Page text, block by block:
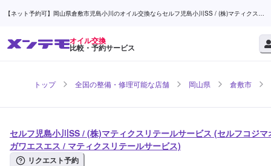
【ネット予約可】岡山県倉敷市児島小川のオイル交換ならセルフ児島小川SS / (株)マティクスリ
オイル交換
比較・予約サービス
トップ 全国の整備・修理可能な店舗 岡山県 倉敷市
セルフ児島小川SS / (株)マティクスリテールサービス (セルフコジマ
ガワエスエス / マティクスリテールサービス)
リクエスト予約